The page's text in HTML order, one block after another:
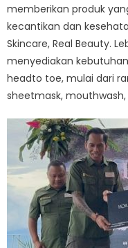
memberikan produk
kecantikan dan
Skincare, Real Beauty.
menyediakan
headto toe, mulai dari
sheetmask, mouthwash,